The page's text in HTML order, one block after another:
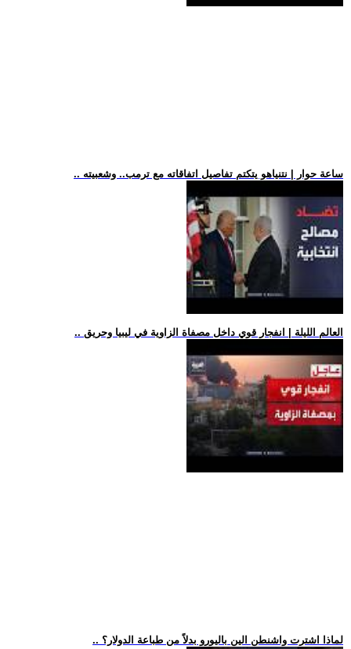
.. ساعة حوار | نتنياهو يتكتم تفاصيل اتفاقاته مع ترمب.. وشعبيته
.. العالم الليلة | انفجار قوي داخل مصفاة الزاوية في ليبيا وحريق
.. لماذا اشترت واشنطن الين باليورو بدلاً من طباعة الدولار؟